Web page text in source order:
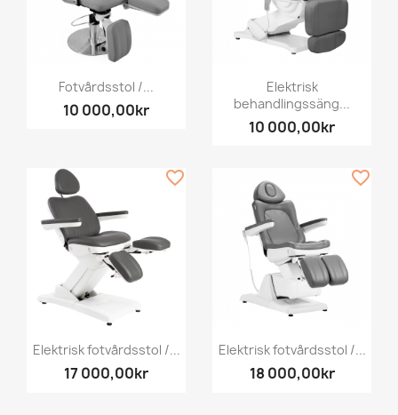
Fotvårdsstol /...
10 000,00kr
Elektrisk
behandlingssäng...
10 000,00kr
Elektrisk fotvårdsstol /...
17 000,00kr
favorite_border
Elektrisk fotvårdsstol /...
18 000,00kr
favorite_border